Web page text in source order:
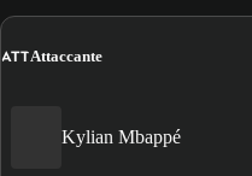
ATTAttaccante
Kylian Mbappé